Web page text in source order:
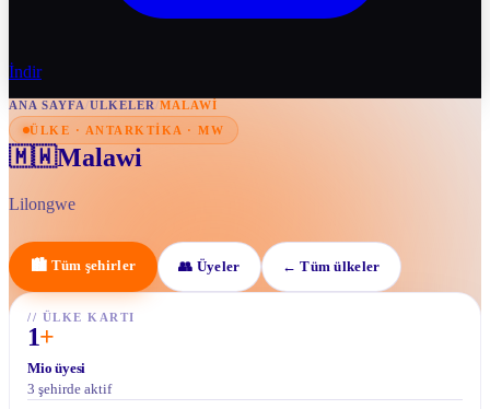
İndir
ANA SAYFA/ULKELER/MALAWI
ÜLKE · ANTARKTIKA · MW
🇲🇼Malawi
Lilongwe
🏙 Tüm şehirler 👥 Üyeler ←Tüm ülkeler
// ÜLKE KARTI
1+
Mio üyesi
3 şehirde aktif